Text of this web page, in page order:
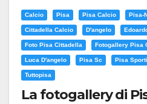
Calcio Pisa Pisa Calcio Pisa-
Cittadella Calcio D'angelo
Foto Pisa Cittadella Fotogallery Pisa
Luca D'angelo Pisa Sc Pisa
Tuttopisa
La fotogallery di